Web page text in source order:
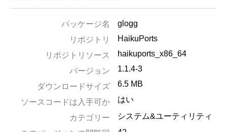
パッケージ名
glogg
リポジトリ
HaikuPorts
リポジトリソース
haikuports_x86_64
バージョン
1.1.4-3
ダウンロードサイズ 6.5 MB
ソースコードは入手可か はい
カテゴリー
システム&ユーティリティ